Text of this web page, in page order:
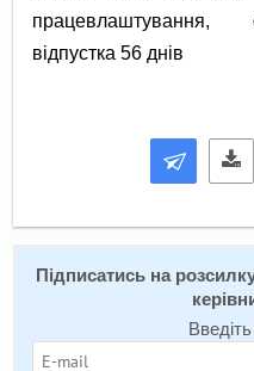
працевлаштування,
відпустка 56 днів
Підписатись на